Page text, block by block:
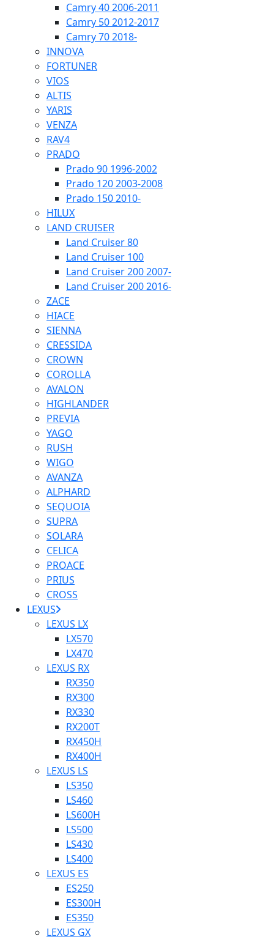
Camry 40 2006-2011
Camry 50 2012-2017
Camry 70 2018-
INNOVA
FORTUNER
VIOS
ALTIS
YARIS
VENZA
RAV4
PRADO
Prado 90 1996-2002
Prado 120 2003-2008
Prado 150 2010-
HILUX
LAND CRUISER
Land Cruiser 80
Land Cruiser 100
Land Cruiser 200 2007-
Land Cruiser 200 2016-
ZACE
HIACE
SIENNA
CRESSIDA
CROWN
COROLLA
AVALON
HIGHLANDER
PREVIA
YAGO
RUSH
WIGO
AVANZA
ALPHARD
SEQUOIA
SUPRA
SOLARA
CELICA
PROACE
PRIUS
CROSS
LEXUS
LEXUS LX
LX570
LX470
LEXUS RX
RX350
RX300
RX330
RX200T
RX450H
RX400H
LEXUS LS
LS350
LS460
LS600H
LS500
LS430
LS400
LEXUS ES
ES250
ES300H
ES350
LEXUS GX